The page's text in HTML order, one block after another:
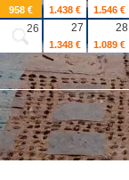
958 € 1.438 € 1.546 €
26 27
1.348 €
28
1.089 €